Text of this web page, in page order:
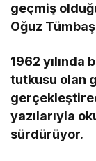
geçmiş
Oğuz
1962 yılında
tutkusu olan
yazılarıyla
sürdürüyor.